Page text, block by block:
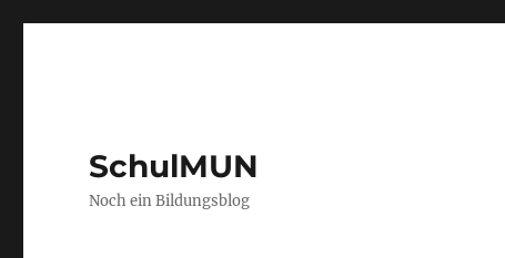
SchulMUN
Noch ein Bildungsblog